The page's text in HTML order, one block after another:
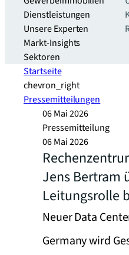
Dienstleistungen
Unsere Experten
Markt-Insights
Sektoren​
Startseite
chevron_right
Pressemitteilungen
06 Mai 2026
Pressemitteilung
06 Mai 2026
Jens Bertram
Leitungsrolle
Neuer Data
Germany wird